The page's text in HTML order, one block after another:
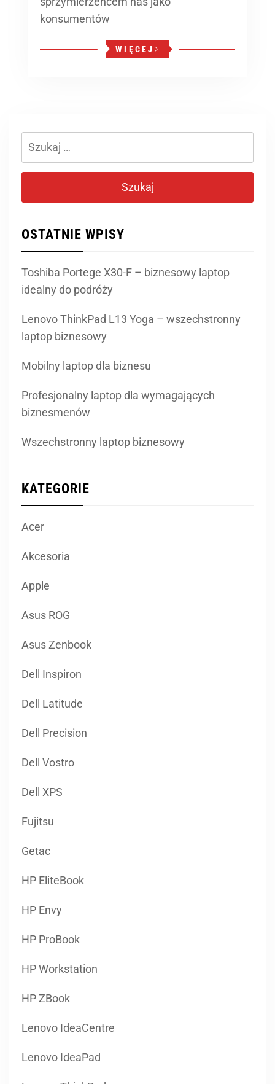
konsumentów
WIĘCEJ
Szukaj:
OSTATNIE WPISY
Toshiba Portege X30-F – biznesowy laptop
idealny do podróży
Lenovo ThinkPad L13 Yoga – wszechstronny
laptop biznesowy
Mobilny laptop dla biznesu
Profesjonalny laptop dla wymagających
biznesmenów
Wszechstronny laptop biznesowy
KATEGORIE
Acer
Akcesoria
Apple
Asus ROG
Asus Zenbook
Dell Inspiron
Dell Latitude
Dell Precision
Dell Vostro
Dell XPS
Fujitsu
Getac
HP EliteBook
HP Envy
HP ProBook
HP Workstation
HP ZBook
Lenovo IdeaCentre
Lenovo IdeaPad